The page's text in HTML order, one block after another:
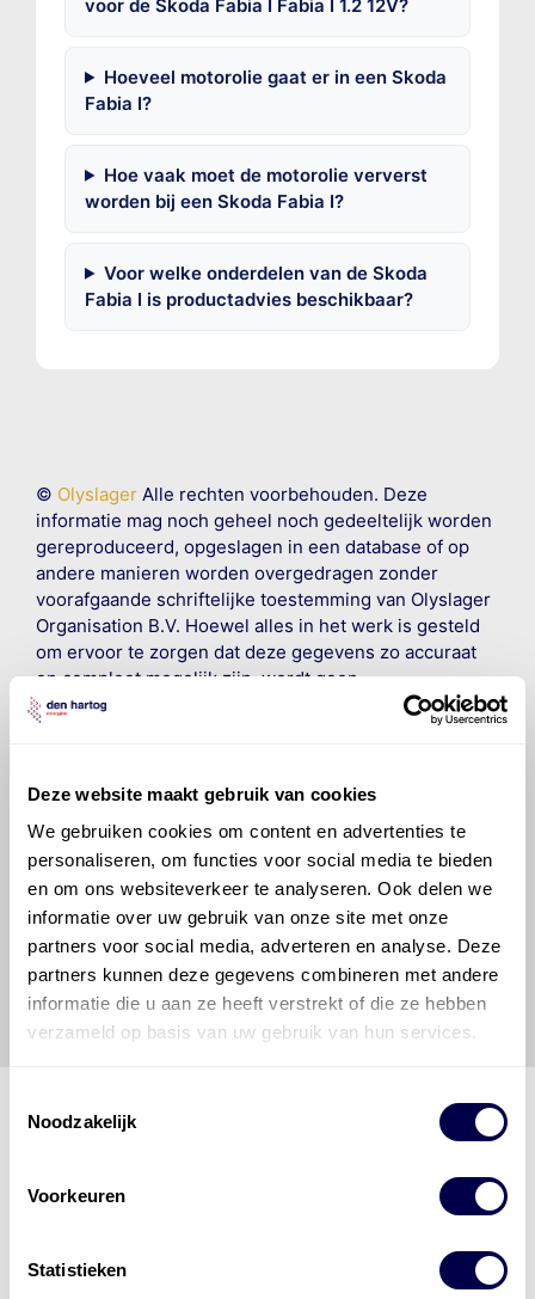
Deze website maakt gebruik van cookies
We gebruiken cookies om content en advertenties te
personaliseren, om functies voor social media te bieden
en om ons websiteverkeer te analyseren. Ook delen we
informatie over uw gebruik van onze site met onze
partners voor social media, adverteren en analyse. Deze
partners kunnen deze gegevens combineren met andere
informatie die u aan ze heeft verstrekt of die ze hebben
verzameld op basis van uw gebruik van hun services.
Noodzakelijk
Voorkeuren
Statistieken
voor de Skoda Fabia I Fabia I 1.2 12V?
Hoeveel motorolie gaat er in een Skoda
Fabia I?
Hoe vaak moet de motorolie ververst
worden bij een Skoda Fabia I?
Voor welke onderdelen van de Skoda
Fabia I is productadvies beschikbaar?
© OlyslagerAlle rechten voorbehouden. Deze
informatie mag noch geheel noch gedeeltelijk worden
gereproduceerd, opgeslagen in een database of op
andere manieren worden overgedragen zonder
voorafgaande schriftelijke toestemming van Olyslager
Organisation B.V. Hoewel alles in het werk is gesteld
om ervoor te zorgen dat deze gegevens zo accuraat
en compleet mogelijk zijn, wordt geen
aansprakelijkheid aanvaard, anders dan waartoe een
wettelijke verplichting bestaat, voor schade of verlies
informatie. Door deze olieaanbevelingsinformatie te
raadplegen en te gebruiken erkent de gebruiker dat
hij/zij de ervaring, de kennis en het vermogen heeft
om de vereiste onderhoudswerkzaamheden op een
veilige en verantwoorde manier uit te voeren. Hij/zij
vrijwaart en indemniseert de uitgever enDen Hartog
Energiesvoor enig verlies, letsel, claim en schade
veroorzaakt door een onjuiste interpretatie of een
onjuist gebruik van de gepubliceerde gegevens.